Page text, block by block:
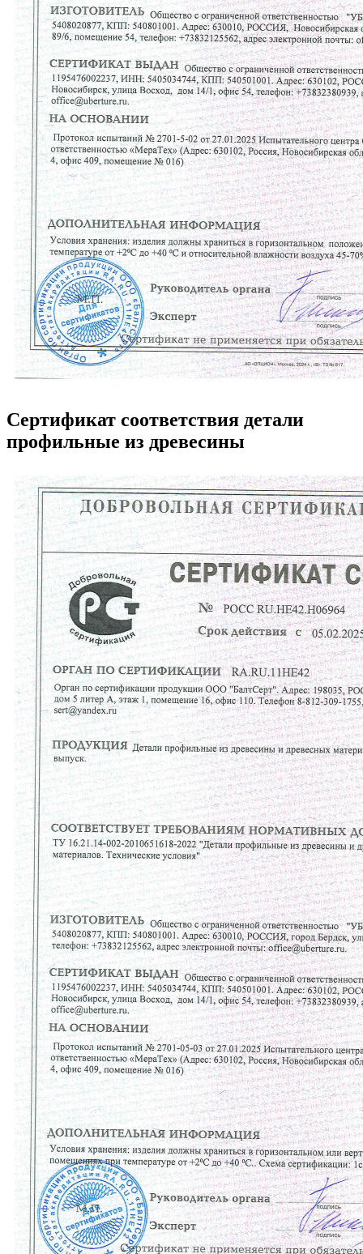
Сертификат соответствия детали
профильные из древесины